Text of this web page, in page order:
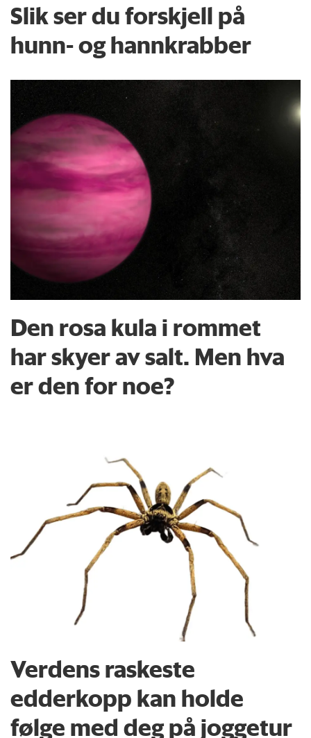
Slik ser du forskjell på
hunn- og hannkrabber
Den rosa kula i rommet
har skyer av salt. Men hva
er den for noe?
Verdens raskeste
edderkopp kan holde
følge med deg på joggetur